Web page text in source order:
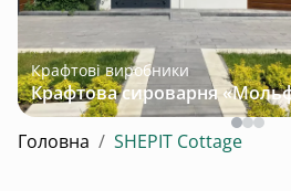
Крафтові виробники
Головна / SHEPIT Cottage